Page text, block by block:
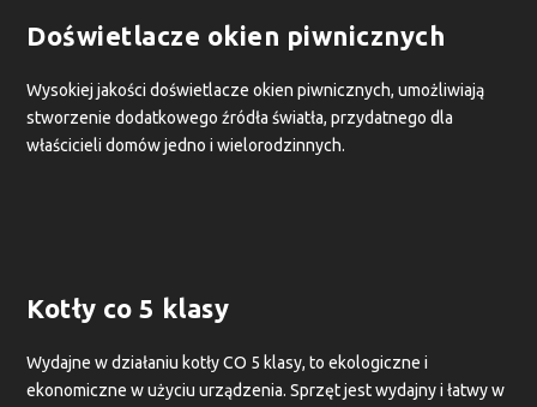
Doświetlacze okien piwnicznych
Wysokiej jakości doświetlacze okien piwnicznych, umożliwiają
stworzenie dodatkowego źródła światła, przydatnego dla
właścicieli domów jedno i wielorodzinnych.
Kotły co 5 klasy
Wydajne w działaniu kotły CO 5 klasy, to ekologiczne i
ekonomiczne w użyciu urządzenia. Sprzęt jest wydajny i łatwy w